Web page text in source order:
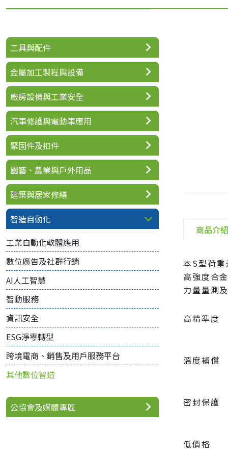
商品介紹
本S型荷
高強度合
力量量測
高精準度
溫度補償
密封保護
低價格
工具與配件
金屬加工製程與設備
廠房設備與工業安全
汽車修護與電動車應用
緊固件及扣件
園藝、農業與戶外用品
建築與居家修繕
智造自動化
工業自動化軟體應用
數位廣告及社群行銷
AI人工智慧
智動服務
資訊安全
ESG淨零轉型
跨境電商、銷售及用戶服務平台
其他數位智造
公協會及媒體專區